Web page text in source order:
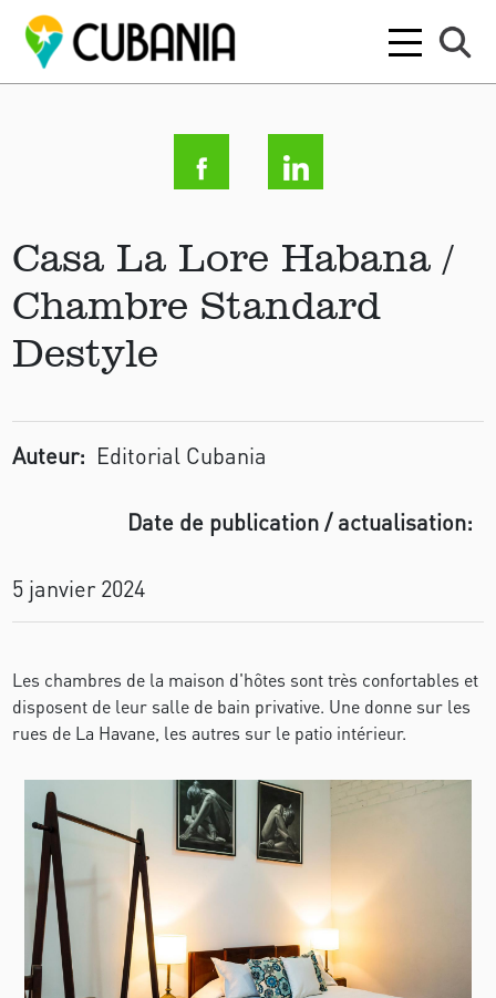
Casa La Lore Habana /
Chambre Standard
Destyle
Auteur: Editorial Cubania
Date de publication / actualisation:
5 janvier 2024
Les chambres de la maison d'hôtes sont très confortables et
disposent de leur salle de bain privative. Une donne sur les
rues de La Havane, les autres sur le patio intérieur.